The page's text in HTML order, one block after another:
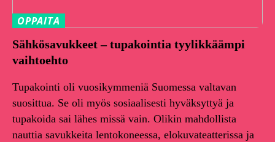
OPPAITA
Sähkösavukkeet – tupakointia tyylikkäämpi
vaihtoehto
Tupakointi oli vuosikymmeniä Suomessa valtavan
suosittua. Se oli myös sosiaalisesti hyväksyttyä ja
tupakoida sai lähes missä vain. Olikin mahdollista
nauttia savukkeita lentokoneessa, elokuvateatterissa ja